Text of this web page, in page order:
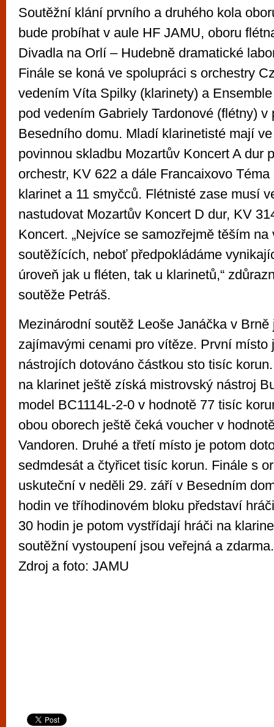
Soutěžní klání prvního a druhého kola
bude probíhat v aule HF JAMU, oboru
Divadla na Orlí – Hudebně dramatické
Finále se koná ve spolupráci s orchestry
vedením Víta Spilky (klarinety) a
pod vedením Gabriely Tardonové (flétny) v
Besedního domu. Mladí klarinetisté mají
povinnou skladbu Mozartův Koncert A dur
orchestr, KV 622 a dále Francaixovo
klarinet a 11 smyčců. Flétnisté zase musí
nastudovat Mozartův Koncert D dur, KV
Koncert. „Nejvíce se samozřejmě těším na
soutěžících, neboť předpokládáme
úroveň jak u fléten, tak u klarinetů,“
soutěže Petráš.
Mezinárodní soutěž Leoše Janáčka v
zajímavými cenami pro vítěze. První místo
nástrojích dotováno částkou sto tisíc
na klarinet ještě získá mistrovský nástroj
model BC1114L-2-0 v hodnotě 77 tisíc
obou oborech ještě čeká voucher v
Vandoren. Druhé a třetí místo je potom
sedmdesát a čtyřicet tisíc korun. Finále s
uskuteční v neděli 29. září v Besedním
hodin ve tříhodinovém bloku představí
30 hodin je potom vystřídají hráči na
soutěžní vystoupení jsou veřejná a zdarma.
Zdroj a foto: JAMU